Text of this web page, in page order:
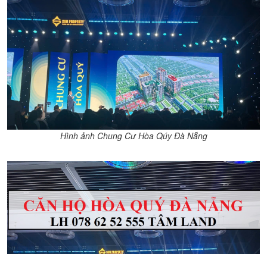
Hình ảnh Chung Cư Hòa Qúy Đà Nẵng